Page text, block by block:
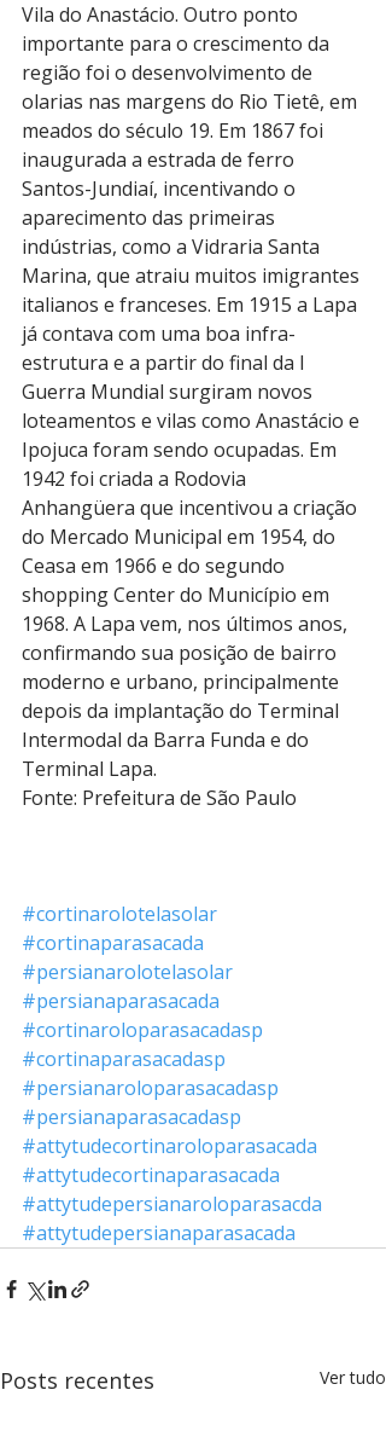
Vila do Anastácio. Outro ponto
importante para o crescimento da
região foi o desenvolvimento de
olarias nas margens do Rio Tietê, em
meados do século 19. Em 1867 foi
inaugurada a estrada de ferro
Santos-Jundiaí, incentivando o
aparecimento das primeiras
indústrias, como a Vidraria Santa
Marina, que atraiu muitos imigrantes
italianos e franceses. Em 1915 a Lapa
já contava com uma boa infra-
estrutura e a partir do final da I
Guerra Mundial surgiram novos
loteamentos e vilas como Anastácio e
Ipojuca foram sendo ocupadas. Em
1942 foi criada a Rodovia
Anhangüera que incentivou a criação
do Mercado Municipal em 1954, do
Ceasa em 1966 e do segundo
shopping Center do Município em
1968. A Lapa vem, nos últimos anos,
confirmando sua posição de bairro
moderno e urbano, principalmente
depois da implantação do Terminal
Intermodal da Barra Funda e do
Terminal Lapa.
Fonte: Prefeitura de São Paulo
#cortinarolotelasolar
#cortinaparasacada
#persianarolotelasolar
#persianaparasacada
#cortinaroloparasacadasp
#cortinaparasacadasp
#persianaroloparasacadasp
#persianaparasacadasp
#attytudecortinaroloparasacada
#attytudecortinaparasacada
#attytudepersianaroloparasacda
#attytudepersianaparasacada
Posts recentes Ver tudo